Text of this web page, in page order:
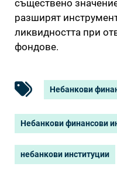
съществено
разширят
ликвидността при
фондове.
Небанкови
Небанкови финансови
небанкови институции